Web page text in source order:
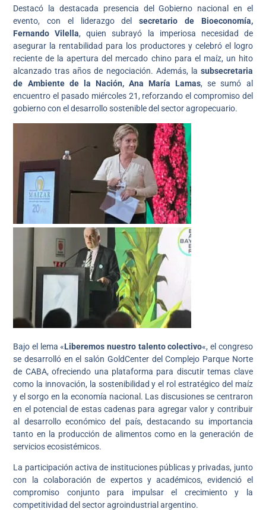
Destacó la destacada presencia del Gobierno nacional en el
evento, con el liderazgo delsecretario de Bioeconomía,
Fernando Vilella, quien subrayó la imperiosa necesidad de
asegurar la rentabilidad para los productores y celebró el logro
reciente de la apertura del mercado chino para el maíz, un hito
alcanzado tras años de negociación. Además, la subsecretaria
de Ambiente de la Nación, Ana María Lamas, se sumó al
encuentro el pasado miércoles 21, reforzando el compromiso del
gobierno con el desarrollo sostenible del sector agropecuario.
Bajo el lema «Liberemos nuestro talento colectivo«, el congreso
se desarrolló en el salón GoldCenter del Complejo Parque Norte
de CABA, ofreciendo una plataforma para discutir temas clave
como la innovación, la sostenibilidad y el rol estratégico del maíz
y el sorgo en la economía nacional. Las discusiones se centraron
en el potencial de estas cadenas para agregar valor y contribuir
al desarrollo económico del país, destacando su importancia
tanto en la producción de alimentos como en la generación de
servicios ecosistémicos.
La participación activa de instituciones públicas y privadas, junto
con la colaboración de expertos y académicos, evidenció el
compromiso conjunto para impulsar el crecimiento y la
competitividad del sector agroindustrial argentino.